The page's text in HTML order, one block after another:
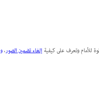
إلغاء تضمين الصور،